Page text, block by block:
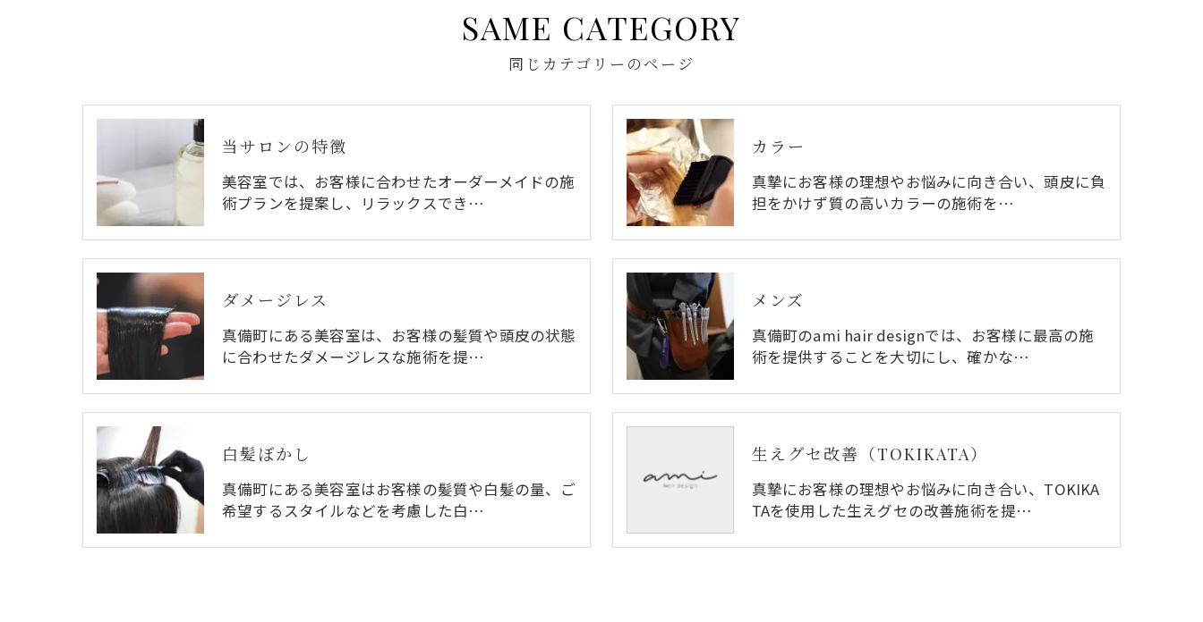
同じカテゴリーのページ
SAME CATEGORY
当サロンの特徴
美容室では、お客様に合わせたオーダーメイドの施
術プランを提案し、リラックスでき…
カラー
真摯にお客様の理想やお悩みに向き合い、頭皮に負
担をかけず質の高いカラーの施術を…
ダメージレス
真備町にある美容室は、お客様の髪質や頭皮の状態
に合わせたダメージレスな施術を提…
メンズ
真備町のami hair designでは、お客様に最高の施
術を提供することを大切にし、確かな…
白髪ぼかし
真備町にある美容室はお客様の髪質や白髪の量、ご
希望するスタイルなどを考慮した白…
生えグセ改善（TOKIKATA）
真摯にお客様の理想やお悩みに向き合い、TOKIKA
TAを使用した生えグセの改善施術を提…